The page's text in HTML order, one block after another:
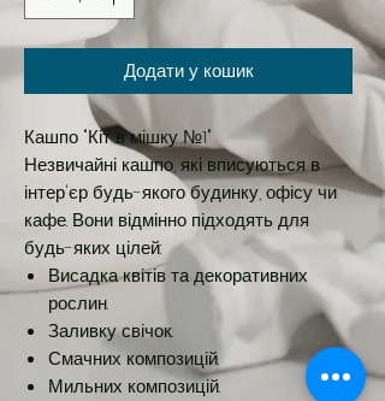
Додати у кошик
Кашпо "Кіт в мішку №1"
Незвичайні кашпо, які вписуються в
інтер'єр будь-якого будинку, офісу чи
кафе. Вони відмінно підходять для
будь-яких цілей:
Висадка квітів та декоративних
рослин.
Заливку свічок.
Смачних композицій.
Мильних композицій.